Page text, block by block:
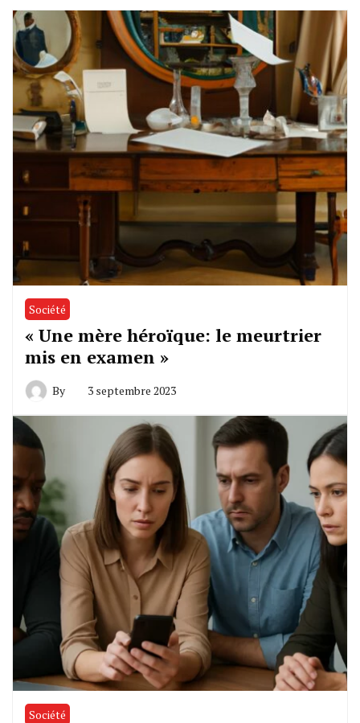
Société
« Une mère héroïque: le meurtrier
mis en examen »
By 3 septembre 2023
Société